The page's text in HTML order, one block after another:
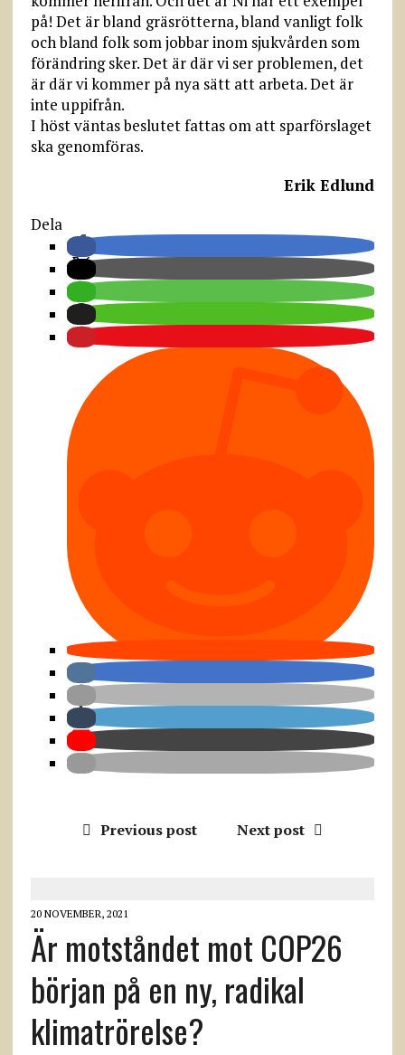
på! Det är bland gräsrötterna, bland vanligt folk
och bland folk som jobbar inom sjukvården som
förändring sker. Det är där vi ser problemen, det
är där vi kommer på nya sätt att arbeta. Det är
inte uppifrån.
I höst väntas beslutet fattas om att sparförslaget
ska genomföras.
Erik Edlund
Dela
Previous post Next post
20 NOVEMBER, 2021
Är motståndet mot COP26
början på en ny, radikal
klimatrörelse?